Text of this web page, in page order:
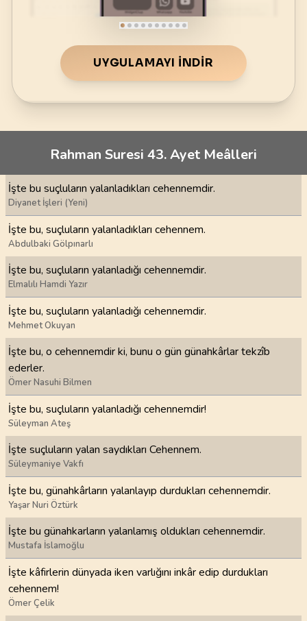
UYGULAMAYI İNDIR
Rahman Suresi 43. Ayet Meâlleri
İşte bu suçluların yalanladıkları cehennemdir.
Diyanet İşleri (Yeni)
İşte bu, suçluların yalanladıkları cehennem.
Abdulbaki Gölpınarlı
İşte bu, suçluların yalanladığı cehennemdir.
Elmalılı Hamdi Yazır
İşte bu, suçluların yalanladığı cehennemdir.
Mehmet Okuyan
İşte bu, o cehennemdir ki, bunu o gün günahkârlar tekzîb
ederler.
Ömer Nasuhi Bilmen
İşte bu, suçluların yalanladığı cehennemdir!
Süleyman Ateş
İşte suçluların yalan saydıkları Cehennem.
Süleymaniye Vakfı
İşte bu, günahkârların yalanlayıp durdukları cehennemdir.
Yaşar Nuri Öztürk
İşte bu günahkarların yalanlamış oldukları cehennemdir.
Mustafa İslamoğlu
İşte kâfirlerin dünyada iken varlığını inkâr edip durdukları
cehennem!
Ömer Çelik